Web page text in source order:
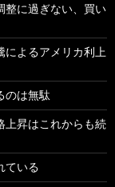
整に過ぎない、買い
によるアメリカ利上
のは無駄
上昇はこれからも続
ている